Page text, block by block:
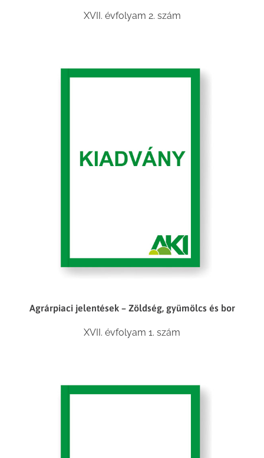
XVII. évfolyam 2. szám
Agrárpiaci jelentések – Zöldség, gyümölcs és bor
XVII. évfolyam 1. szám